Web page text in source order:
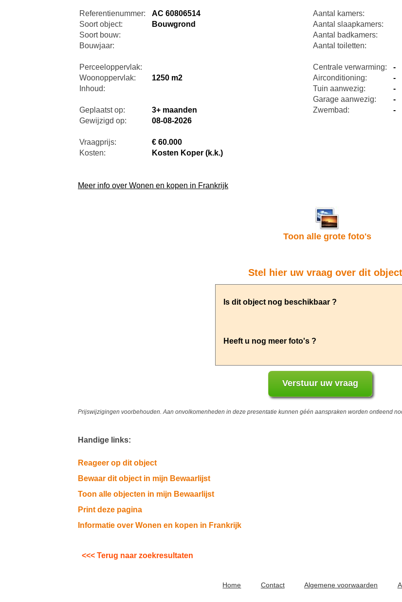
Referentienummer:
AC 60806514
Soort object:
Bouwgrond
Soort bouw:
Bouwjaar:
Perceeloppervlak:
Woonoppervlak:
1250 m2
Inhoud:
Geplaatst op:
3+ maanden
Gewijzigd op:
08-08-2026
Vraagprijs:
€ 60.000
Kosten:
Kosten Koper (k.k.)
Aantal kamers:
Aantal slaapkamers:
Aantal badkamers:
Aantal toiletten:
Centrale verwarming:
-
Airconditioning:
-
Tuin aanwezig:
-
Garage aanwezig:
-
Zwembad:
-
Meer info over Wonen en kopen in Frankrijk
Toon alle grote foto's
Stel hier uw vraag over dit
Prijswijzigingen voorbehouden. Aan onvolkomenheden in deze presentatie kunnen géén aanspraken worden ontleend
Handige links:
Reageer op dit object
Bewaar dit object in mijn Bewaarlijst
Toon alle objecten in mijn Bewaarlijst
Print deze pagina
Informatie over Wonen en kopen in Frankrijk
<<< Terug naar zoekresultaten
Home Contact Algemene voorwaarden